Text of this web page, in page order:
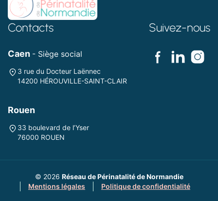
Contacts
Caen - Siège social
3 rue du Docteur Laënnec
14200 HÉROUVILLE-SAINT-CLAIR
Rouen
33 boulevard de l’Yser
76000 ROUEN
Suivez-nous
© 2026 Réseau de Périnatalité de Normandie
Mentions légales
Politique de confidentialité